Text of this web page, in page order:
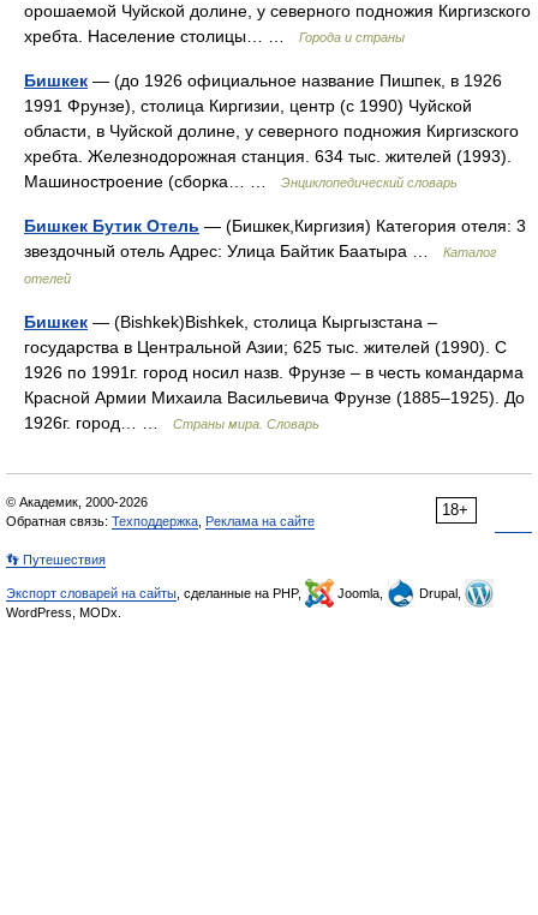
орошаемой Чуйской долине, у северного подножия Киргизского
хребта. Население столицы… …
Города и страны
Бишкек — (до 1926 официальное название Пишпек, в 1926
1991 Фрунзе), столица Киргизии, центр (с 1990) Чуйской
области, в Чуйской долине, у северного подножия Киргизского
хребта. Железнодорожная станция. 634 тыс. жителей (1993).
Машиностроение (сборка… …
Энциклопедический словарь
Бишкек Бутик Отель — (Бишкек,Киргизия) Категория отеля: 3
звездочный отель Адрес: Улица Байтик Баатыра …
Каталог
отелей
Бишкек — (Bishkek)Bishkek, столица Кыргызстана –
государства в Центральной Азии; 625 тыс. жителей (1990). С
1926 по 1991г. город носил назв. Фрунзе – в честь командарма
Красной Армии Михаила Васильевича Фрунзе (1885–1925). До
1926г. город… …
Страны мира. Словарь
18+
© Академик, 2000-2026
Обратная связь: Техподдержка Реклама на сайте
👣 Путешествия
Экспорт словарей на сайты , сделанные на PHP, Joomla,
Drupal,
WordPress, MODx.